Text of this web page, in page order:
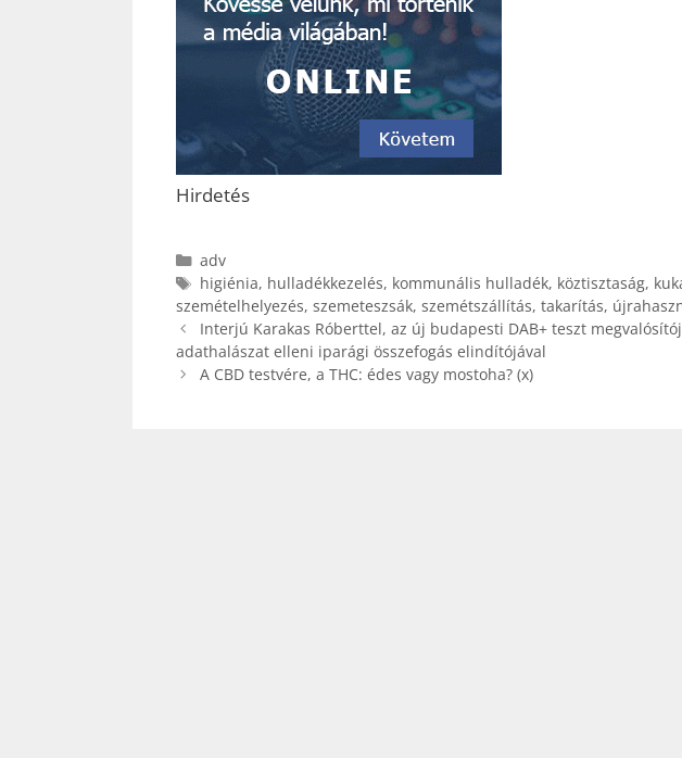
Hirdetés
Kategória
adv
Címkék
higiénia, hulladékkezelés, kommunális hulladék, köztisztaság,
szemételhelyezés, szemeteszsák, szemétszállítás, takarítás,
Interjú Karakas Róberttel, az új budapesti DAB+ teszt
adathalászat elleni iparági összefogás elindítójával
A CBD testvére, a THC: édes vagy mostoha? (x)